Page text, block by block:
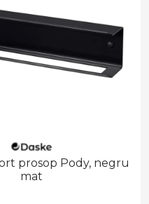
prosop Pody, negru
mat